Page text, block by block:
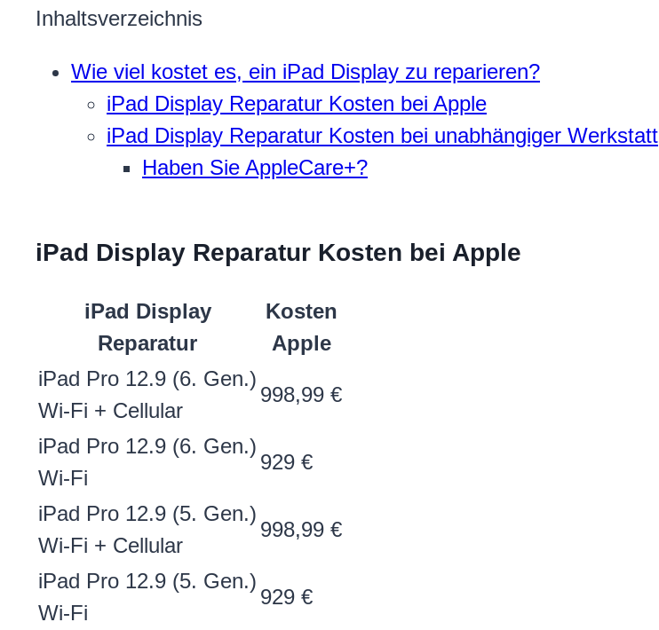
Inhaltsverzeichnis
Wie viel kostet es, ein iPad Display zu reparieren?
iPad Display Reparatur Kosten bei Apple
iPad Display Reparatur Kosten bei unabhängiger Werkstatt
Haben Sie AppleCare+?
iPad Display Reparatur Kosten bei Apple
iPad Display
Reparatur
Kosten
Apple
iPad Pro 12.9 (6. Gen.)
Wi-Fi + Cellular
998,99 €
iPad Pro 12.9 (6. Gen.)
Wi-Fi
929 €
iPad Pro 12.9 (5. Gen.)
Wi-Fi + Cellular
998,99 €
iPad Pro 12.9 (5. Gen.)
Wi-Fi
929 €